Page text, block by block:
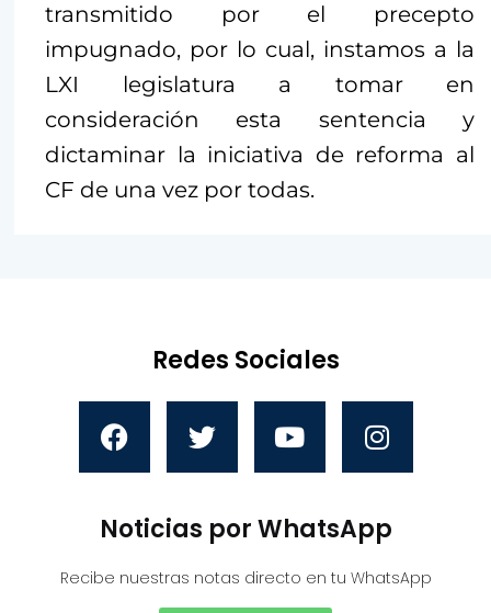
transmitido por el precepto
impugnado, por lo cual, instamos a la
LXI legislatura a tomar en
consideración esta sentencia y
dictaminar la iniciativa de reforma al
CF de una vez por todas.
Redes Sociales
Noticias por WhatsApp
Recibe nuestras notas directo en tu WhatsApp